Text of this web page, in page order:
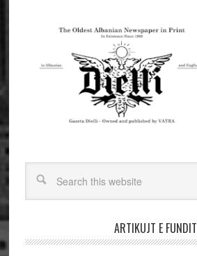
ARTIKUJT E FUNDIT